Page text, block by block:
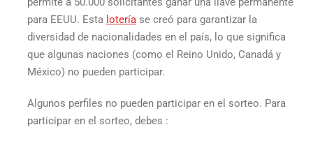
para EEUU. Esta lotería se creó para garantizar la
diversidad de nacionalidades en el país, lo que significa
que algunas naciones (como el Reino Unido, Canadá y
México) no pueden participar.
Algunos perfiles no pueden participar en el sorteo. Para
participar en el sorteo, debes :